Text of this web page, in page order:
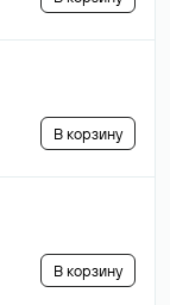
В корзину
В корзину